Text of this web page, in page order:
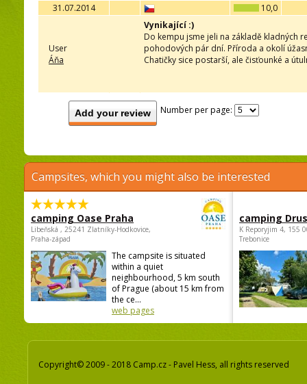
31.07.2014
10,0
User
Áňa
Vynikající :)
Do kempu jsme jeli na základě kladných
pohodových pár dní. Příroda a okolí
Chatičky sice postarší, ale čisťounké a
Add your review Number per page:
Campsites, which you might also be interested
camping Oase Praha
Libeňská , 25241 Zlatníky-Hodkovice,
Praha-západ
The campsite is situated
within a quiet
neighbourhood, 5 km south
of Prague (about 15 km from
the ce...
web pages
camping
K Reporyjim 4, 155
Trebonice
Copyright© 2009 - 2018 Camp.cz - Pavel Hess, all rights reserved